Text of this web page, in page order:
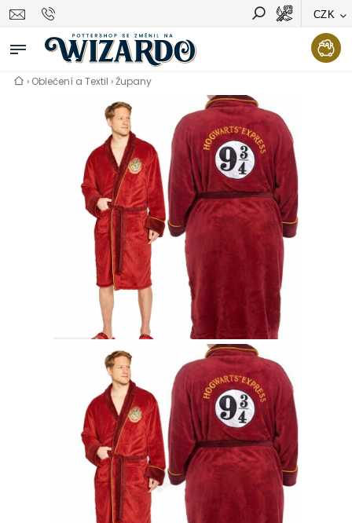
CZK
Vyhledávání Hledat
› Oblečení a Textil ›Župany